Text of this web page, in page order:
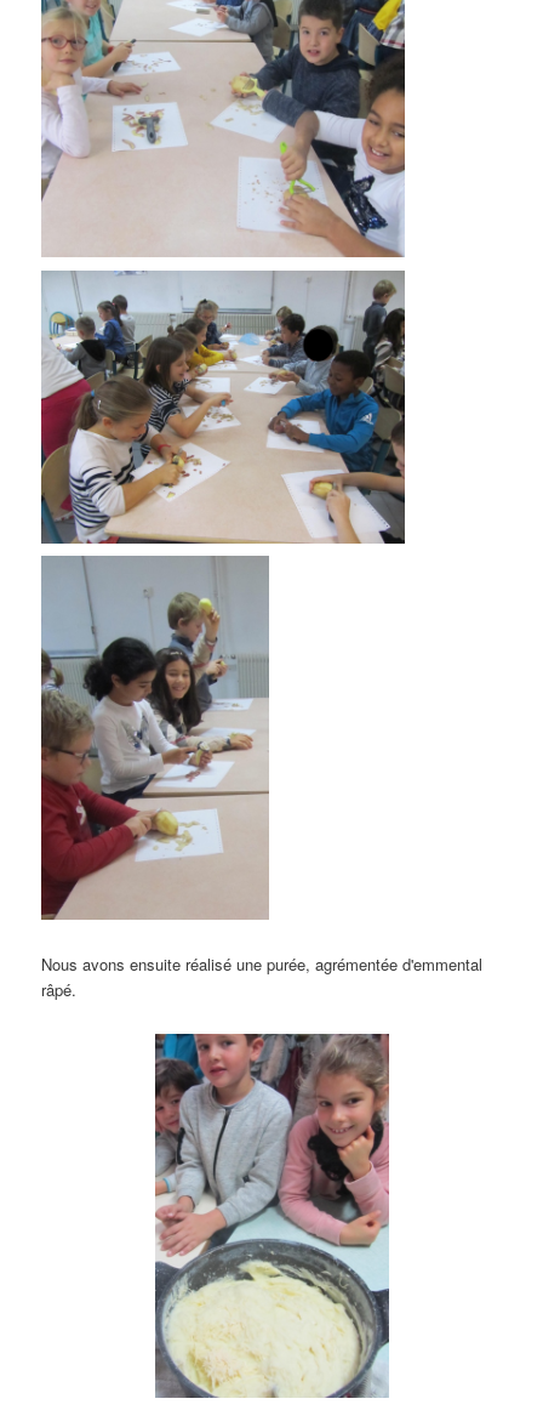
Nous avons ensuite réalisé une purée, agrémentée d'emmental
râpé.